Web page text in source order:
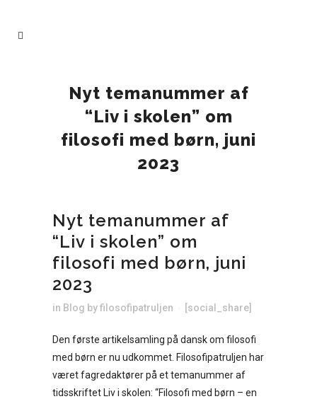
Nyt temanummer af
“Liv i skolen” om
filosofi med børn, juni
2023
Nyt temanummer af
“Liv i skolen” om
filosofi med børn, juni
2023
in Blog byfilosofipatruljen [social_share]
Den første artikelsamling på dansk om filosofi
med børn er nu udkommet. Filosofipatruljen har
været fagredaktører på et temanummer af
tidsskriftet Liv i skolen: “Filosofi med børn – en